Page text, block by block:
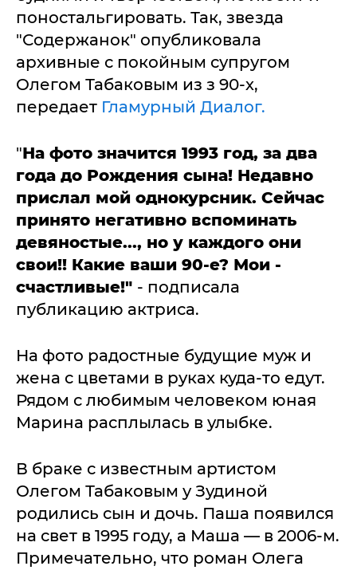
поностальгировать. Так, звезда
"Содержанок" опубликовала
архивные с покойным супругом
Олегом Табаковым из з 90-х,
передает Гламурный Диалог.
"На фото значится 1993 год, за два
года до Рождения сына! Недавно
прислал мой однокурсник. Сейчас
принято негативно вспоминать
девяностые..., но у каждого они
свои!! Какие ваши 90-е? Мои -
счастливые!" - подписала
публикацию актриса.
На фото радостные будущие муж и
жена с цветами в руках куда-то едут.
Рядом с любимым человеком юная
Марина расплылась в улыбке.
В браке с известным артистом
Олегом Табаковым у Зудиной
родились сын и дочь. Паша появился
на свет в 1995 году, а Маша — в 2006-м.
Примечательно, что роман Олега